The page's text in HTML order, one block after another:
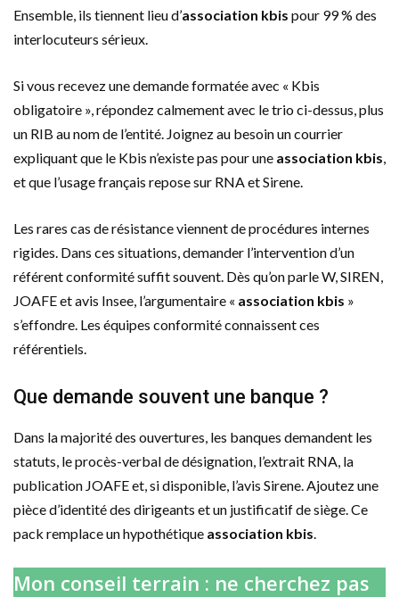
Ensemble, ils tiennent lieu d’association kbis pour 99 % des
interlocuteurs sérieux.
Si vous recevez une demande formatée avec « Kbis
obligatoire », répondez calmement avec le trio ci-dessus, plus
un RIB au nom de l’entité. Joignez au besoin un courrier
expliquant que le Kbis n’existe pas pour une association kbis,
et que l’usage français repose sur RNA et Sirene.
Les rares cas de résistance viennent de procédures internes
rigides. Dans ces situations, demander l’intervention d’un
référent conformité suffit souvent. Dès qu’on parle W, SIREN,
JOAFE et avis Insee, l’argumentaire « association kbis »
s’effondre. Les équipes conformité connaissent ces
référentiels.
Que demande souvent une banque ?
Dans la majorité des ouvertures, les banques demandent les
statuts, le procès-verbal de désignation, l’extrait RNA, la
publication JOAFE et, si disponible, l’avis Sirene. Ajoutez une
pièce d’identité des dirigeants et un justificatif de siège. Ce
pack remplace un hypothétique association kbis.
Mon conseil terrain : ne cherchez pas